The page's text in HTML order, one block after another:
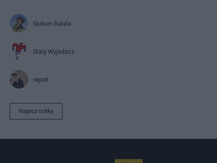
Siukum Balala
Stary Wyjadacz
report
Napisz notkę